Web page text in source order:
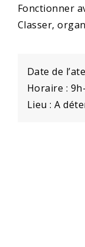
Fonctionner
Classer,
Date de
Horaire :
Lieu : A